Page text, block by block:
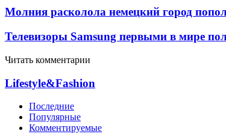
Молния расколола немецкий город
Телевизоры Samsung первыми в мире
Читать комментарии
Lifestyle&Fashion
Последние
Популярные
Комментируемые